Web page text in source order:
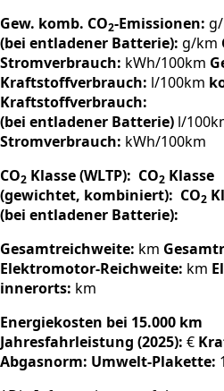
Gew. komb. CO2-Emissionen:
(bei entladener Batterie): g/km
Stromverbrauch: kWh/100km
Kraftstoffverbrauch: l/100km
Kraftstoffverbrauch:
(bei entladener Batterie) l/
Stromverbrauch: kWh/100km
CO2 Klasse (WLTP): CO2 Klasse
(gewichtet, kombiniert): CO2
(bei entladener Batterie):
Gesamtreichweite: km
Elektromotor-Reichweite: km
innerorts: km
Energiekosten bei 15.000 km
Jahresfahrleistung (2025): €
Abgasnorm: Umwelt-Plakette: 1